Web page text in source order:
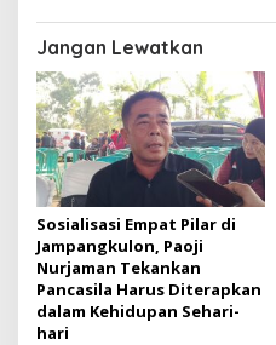
g
a
s
i
p
o
s
Jangan Lewatkan
Sosialisasi Empat Pilar di
Jampangkulon, Paoji
Nurjaman Tekankan
Pancasila Harus Diterapkan
dalam Kehidupan Sehari-
hari